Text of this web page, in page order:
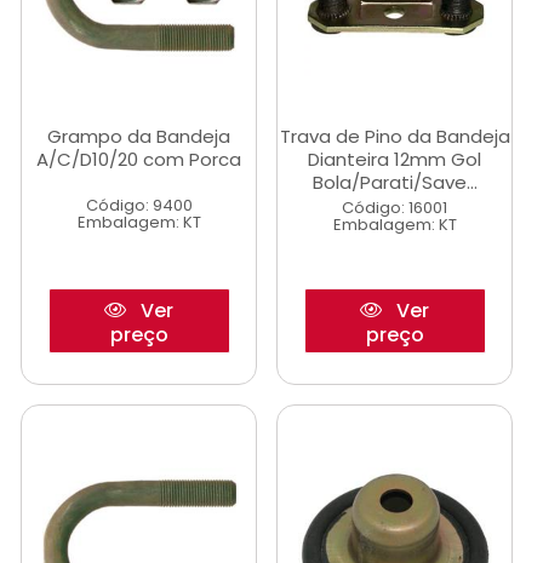
Grampo da Bandeja
A/C/D10/20 com Porca
Código: 9400
Embalagem: KT
Ver
preço
Trava de Pino da Bandeja
Dianteira 12mm Gol
Bola/Parati/Save...
Código: 16001
Embalagem: KT
Ver
preço